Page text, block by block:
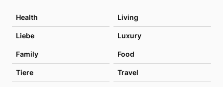
Health Living
Liebe Luxury
Family Food
Tiere Travel